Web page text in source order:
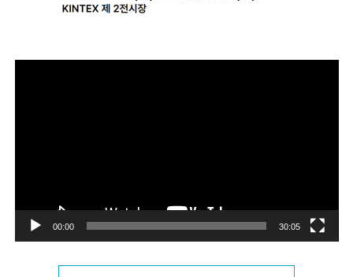
동
00:00 30:05